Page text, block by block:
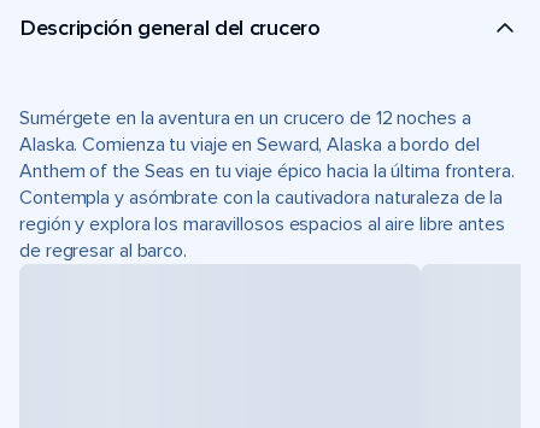
Descripción general del crucero
Sumérgete en la aventura en un crucero de 12 noches a
Alaska. Comienza tu viaje en Seward, Alaska a bordo del
Anthem of the Seas en tu viaje épico hacia la última frontera.
Contempla y asómbrate con la cautivadora naturaleza de la
región y explora los maravillosos espacios al aire libre antes
de regresar al barco.